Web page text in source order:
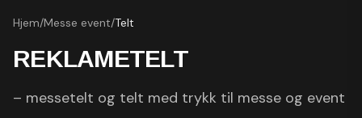
Hjem/Messe event/Telt
REKLAMETELT
– messetelt og telt med trykk til messe og event